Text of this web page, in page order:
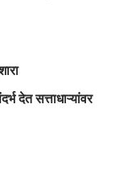
देत सत्ताधाऱ्यांवर